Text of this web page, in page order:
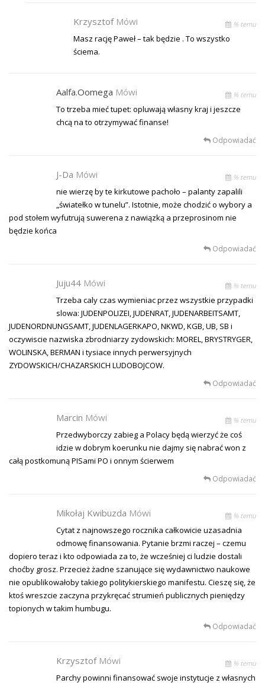
Krzysztof Mówi % temu
Masz rację Paweł – tak będzie . To wszystko
ściema.
Aalfa.oomega Mówi % temu
To trzeba mieć tupet: opluwają własny kraj i jeszcze
chcą na to otrzymywać finanse!
Odpowiadać
J-Da Mówi % temu
nie wierzę by te kirkutowe pachoło – palanty zapalili
„światełko w tunelu”. Istotnie, może chodzić o wybory a
pod stołem wyfutrują suwerena z nawiązką a przeprosinom nie
będzie końca
Odpowiadać
Juju44 Mówi % temu
Trzeba caly czas wymieniac przez wszystkie przypadki
slowa: JUDENPOLIZEI, JUDENRAT, JUDENARBEITSAMT,
JUDENORDNUNGSAMT, JUDENLAGERKAPO, NKWD, KGB, UB, SB i
oczywiscie nazwiska zbrodniarzy zydowskich: MOREL, BRYSTRYGER,
WOLINSKA, BERMAN i tysiace innych perwersyjnych
ZYDOWSKICH/CHAZARSKICH LUDOBOJCOW.
Odpowiadać
Marcin Mówi % temu
Przedwyborczy zabieg a Polacy będą wierzyć że coś
idzie w dobrym koerunku nie dajmy się nabrać won z
całą postkomuną PISami PO i onnym ścierwem
Odpowiadać
Mikołaj Kwibuzda Mówi % temu
Cytat z najnowszego rocznika całkowicie uzasadnia
odmowę finansowania. Pytanie brzmi raczej – czemu
dopiero teraz i kto odpowiada za to, że wcześniej ci ludzie dostali
choćby grosz. Przecież żadne szanujące się wydawnictwo naukowe
nie opublikowałoby takiego politykierskiego manifestu. Cieszę się, że
ktoś wreszcie zaczyna przykręcać strumień publicznych pieniędzy
topionych w takim humbugu.
Odpowiadać
Krzysztof Mówi % temu
Parchy powinni finansować swoje instytucje z własnych